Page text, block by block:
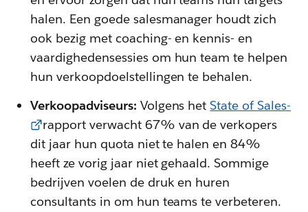
halen. Een goede salesmanager houdt zich
ook bezig met coaching- en kennis- en
vaardighedensessies om hun team te helpen
hun verkoopdoelstellingen te behalen.
Verkoopadviseurs: Volgens hetState of Sales-
rapport verwacht 67% van de verkopers
dit jaar hun quota niet te halen en 84%
heeft ze vorig jaar niet gehaald. Sommige
bedrijven voelen de druk en huren
consultants in om hun teams te verbeteren.